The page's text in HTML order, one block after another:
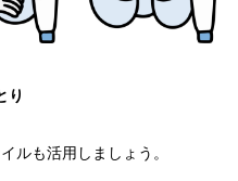
り
ルも活用しましょう。